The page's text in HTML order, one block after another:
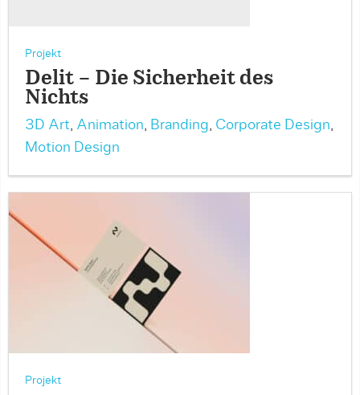
Projekt
Delit – Die Sicherheit des
Nichts
3D Art, Animation, Branding, Corporate Design,
Motion Design
Projekt